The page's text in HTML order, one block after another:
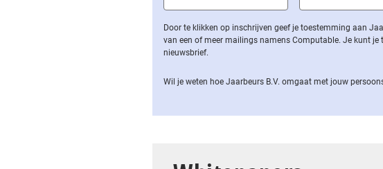
Door te klikken op inschrijven geef je toestemming aan
van een of meer mailings namens Computable. Je kunt
nieuwsbrief.
Wil je weten hoe Jaarbeurs B.V. omgaat met jouw